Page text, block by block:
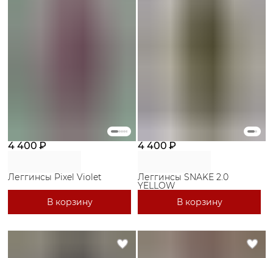
4 400 ₽
Леггинсы Pixel Violet
В корзину
4 400 ₽
Леггинсы SNAKE 2.0
YELLOW
В корзину